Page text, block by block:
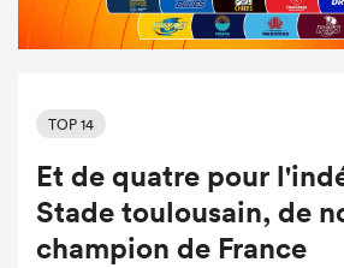
TOP 14
Et de quatre pour
Stade toulousain, de
champion de France